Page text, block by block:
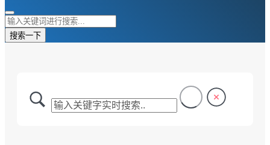
搜索一下